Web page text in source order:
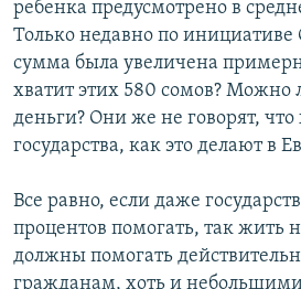
ребенка предусмотрено в
Только недавно по инициативе
сумма была увеличена
хватит этих 580 сомов? Можно
деньги? Они же не говорят, что
государства, как это делают в
Все равно, если даже
процентов помогать, так
должны помогать
гражданам, хоть и